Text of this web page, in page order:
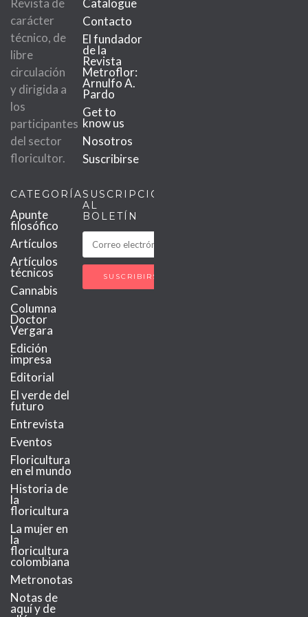
Revista de
carácter
técnico, de
libre
circulación
y dirigida a
los
participantes
del sector
floricultor.
Catalogue
Contacto
El fundador
de la
Revista
Metroflor:
Arnulfo A.
Pardo
Get to
know us
Nosotros
Suscribirse
CATEGORÍAS
Apunte
filosófico
Artículos
Artículos
técnicos
Cannabis
Columna
Doctor
Vergara
Edición
impresa
Editorial
El verde del
futuro
Entrevista
Eventos
Floricultura
en el mundo
Historia de
la
floricultura
La mujer en
la
floricultura
colombiana
Metronotas
Notas de
aquí y de
SUSCRIPCIÓN
AL
BOLETÍN